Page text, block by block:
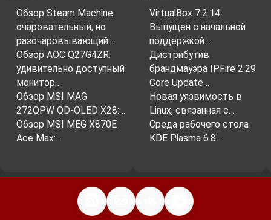
Обзор Steam Machine:
очаровательный, но
разочаровывающий…
Обзор AOC Q27G4ZR:
удивительно доступный
монитор…
Обзор MSI MAG
272QPW QD-OLED X28:…
Обзор MSI MEG X870E
Ace Max:…
VirtualBox 7.2.14
Выпущен с начальной
поддержкой…
Дистрибутив
брандмауэра IPFire 2.29
Core Update…
Новая уязвимость в
Linux, связанная с…
Среда рабочего стола
KDE Plasma 6.8…